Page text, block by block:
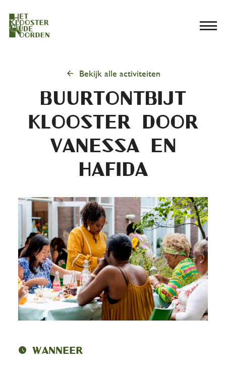
menu
arrow_back Bekijk alle activiteiten
Buurtontbijt
Klooster door
vanessa en
hafida
schedule Wanneer